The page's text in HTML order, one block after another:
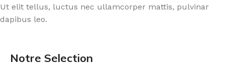
Ut elit tellus, luctus nec ullamcorper mattis, pulvinar
dapibus leo.
Notre Selection